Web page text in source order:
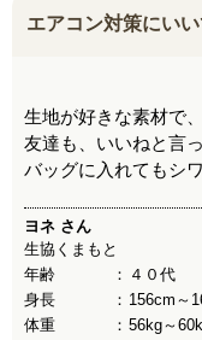
エアコン対策にい
生地が好きな素材で
友達も、いいねと言
バッグに入れてもシ
ヨネ さん
生協くまもと
年齢
４０代
身長
156cm～
体重
56kg～